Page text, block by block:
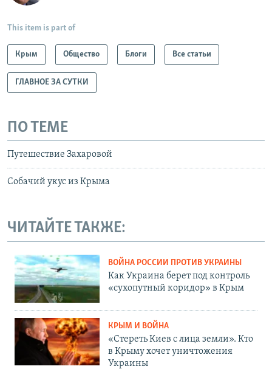
This item is part of
Крым Общество Блоги Все статьи
ГЛАВНОЕ ЗА СУТКИ
ПО ТЕМЕ
Путешествие Захаровой
Собачий укус из Крыма
ЧИТАЙТЕ ТАКЖЕ:
ВОЙНА РОССИИ ПРОТИВ УКРАИНЫ
Как Украина берет под контроль
«сухопутный коридор» в Крым
КРЫМ И ВОЙНА
«Стереть Киев с лица земли». Кто
в Крыму хочет уничтожения
Украины